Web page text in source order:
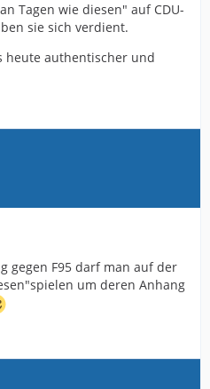
Tagen wie diesen" auf CDU-
sie sich verdient.
heute authentischer und
gegen F95 darf man auf der
um deren Anhang